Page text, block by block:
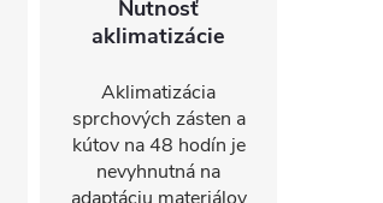
Nutnosť
aklimatizácie
Aklimatizácia
sprchových zásten a
kútov na 48 hodín je
nevyhnutná na